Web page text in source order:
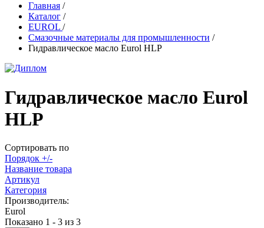
Главная /
Каталог /
EUROL /
Смазочные материалы для промышленности /
Гидравлическое масло Eurol HLP
Гидравлическое масло Eurol
HLP
Сортировать по
Порядок +/-
Название товара
Артикул
Категория
Производитель:
Eurol
Показано 1 - 3 из 3